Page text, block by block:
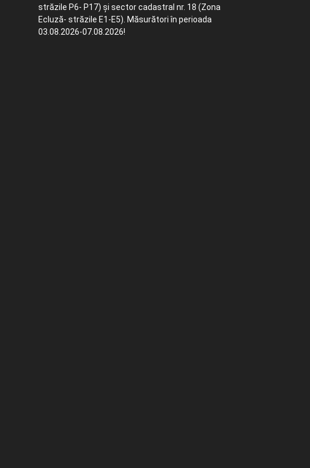
străzile P6- P17) și sector cadastral nr. 18 (Zona
Ecluză- străzile E1-E5). Măsurători în perioada
03.08.2026-07.08.2026!